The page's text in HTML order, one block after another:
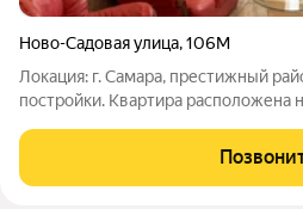
Ново-Садовая улица,106М
Локация: г. Самара, престижный
постройки. Квартира расположена
дворе есть оборудованная
множество магазинов.